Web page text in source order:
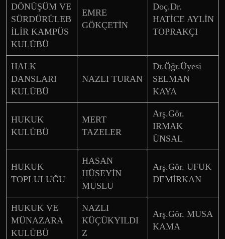
DÖNÜŞÜM VE
SÜRDÜRÜLEB
İLİR KAMPÜS
KULÜBÜ
EMRE
GÖKÇETİN
Doç.Dr.
HATİCE AYLİN
TOPRAKÇI
HALK
DANSLARI
KULÜBÜ
NAZLI TURAN
Dr.Öğr.Üyesi
SELMAN
KAYA
HUKUK
KULÜBÜ
MERT
TAZELER
Arş.Gör.
IRMAK
ÜNSAL
HUKUK
TOPLULUĞU
HASAN
HÜSEYİN
MUSLU
Arş.Gör. UFUK
DEMİRKAN
HUKUK VE
MÜNAZARA
KULÜBÜ
NAZLI
KÜÇÜKYILDI
Z
Arş.Gör. MUSA
KAMA